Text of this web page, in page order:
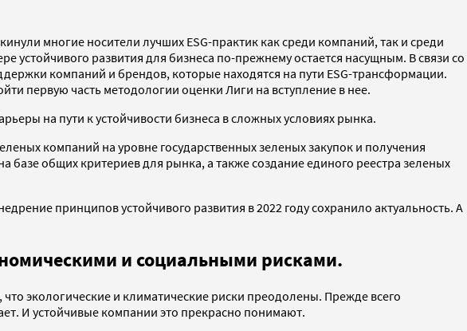
многие носители лучших ESG-практик как среди компаний, так и среди
устойчивого развития для бизнеса по-прежнему остается насущным. В связи со
компаний и брендов, которые находятся на пути ESG-трансформации.
первую часть методологии оценки Лиги на вступление в нее.
на пути к устойчивости бизнеса в сложных условиях рынка.
компаний на уровне государственных зеленых закупок и получения
общих критериев для рынка, а также создание единого реестра зеленых
принципов устойчивого развития в 2022 году сохранило актуальность. А
и социальными рисками.
экологические и климатические риски преодолены. Прежде всего
И устойчивые компании это прекрасно понимают.